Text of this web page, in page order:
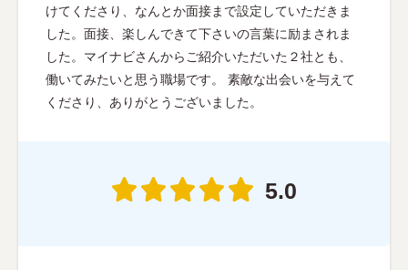
けてくださり、なんとか面接まで設定していただきま
した。面接、楽しんできて下さいの言葉に励まされま
した。マイナビさんからご紹介いただいた２社とも、
働いてみたいと思う職場です。 素敵な出会いを与えて
くださり、ありがとうございました。
5.0